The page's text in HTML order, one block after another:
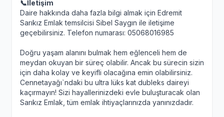
📞İletişim
Daire hakkında daha fazla bilgi almak için Edremit
Sarıkız Emlak temsilcisi Sibel Saygın ile iletişime
geçebilirsiniz. Telefon numarası: 05068016985
Doğru yaşam alanını bulmak hem eğlenceli hem de
meydan okuyan bir süreç olabilir. Ancak bu sürecin sizin
için daha kolay ve keyifli olacağına emin olabilirsiniz.
Cennetayağı`ndaki bu ultra lüks kat dubleks daireyi
kaçırmayın! Sizi hayallerinizdeki evle buluşturacak olan
Sarıkız Emlak, tüm emlak ihtiyaçlarınızda yanınızdadır.